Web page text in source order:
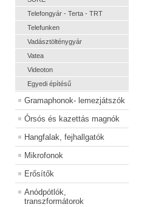
Telefongyár - Terta - TRT
Telefunken
Vadásztölténygyár
Vatea
Videoton
Egyedi építésű
Gramaphonok- lemezjátszók
Órsós és kazettás magnók
Hangfalak, fejhallgatók
Mikrofonok
Erősítők
Anódpótlók,
transzformátorok